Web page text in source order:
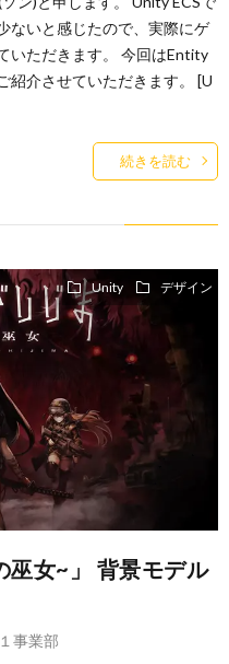
ないと感じたので、実際にゲ
いただきます。 今回はEntity
紹介させていただきます。 [U
続きを読む
Unity デザイン
巫女~」 背景モデル
事業部